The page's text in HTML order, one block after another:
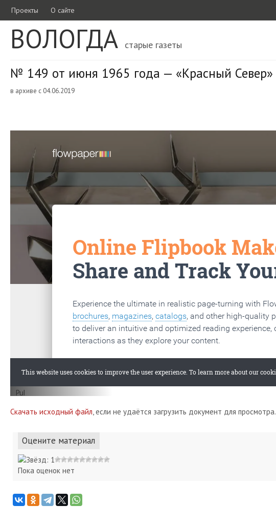
Проекты О сайте
ВОЛОГДА старые газеты
№ 149 от июня 1965 года — «Красный Север»
в архиве с 04.06.2019
Скачать исходный файл, если не удаётся загрузить документ для просмотра.
Оцените материал
Пока оценок нет